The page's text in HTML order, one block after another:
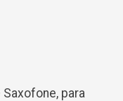
para